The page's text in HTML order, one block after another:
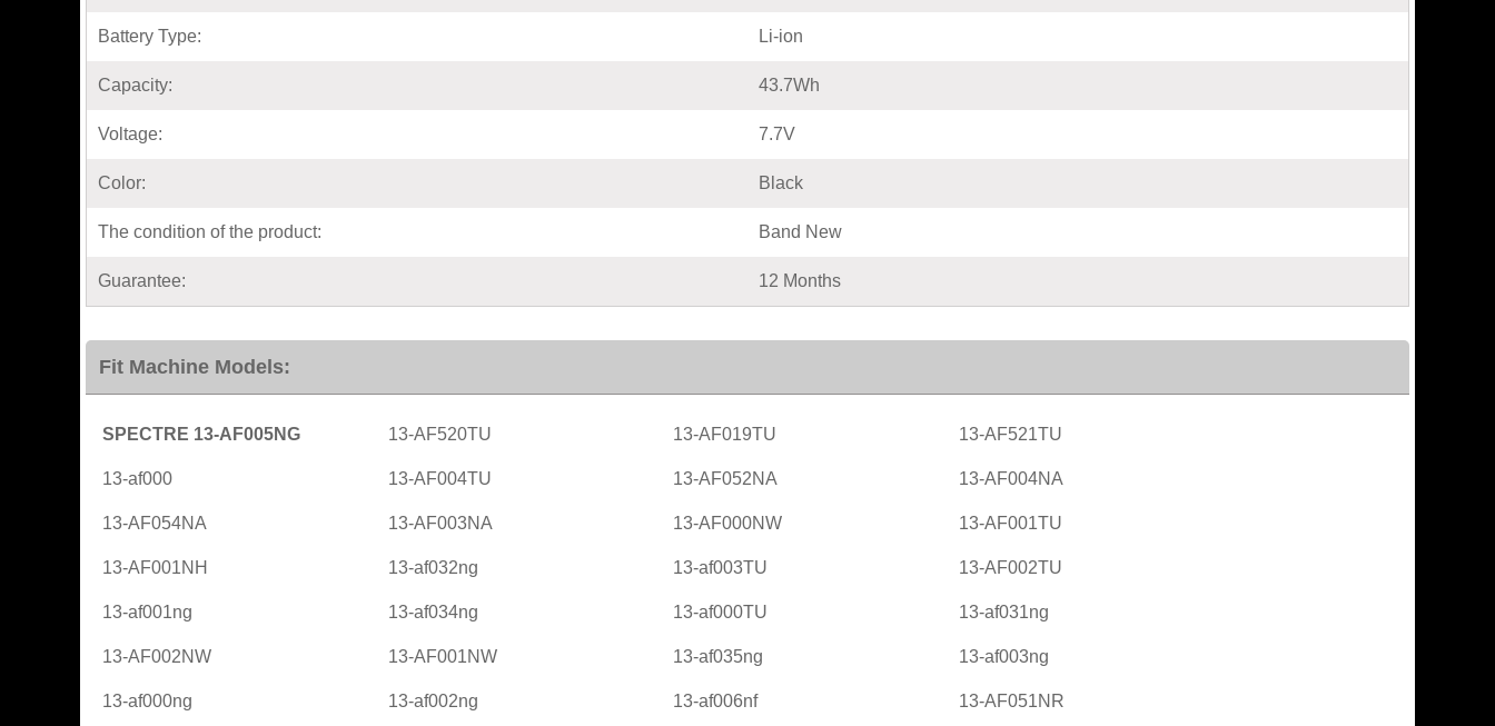
Battery Type: Li-ion
Capacity: 43.7Wh
Voltage: 7.7V
Color: Black
The condition of the product: Band New
Guarantee: 12 Months
Fit Machine Models:
SPECTRE 13-AF005NG 13-AF520TU 13-AF019TU 13-AF521TU
13-af000 13-AF004TU 13-AF052NA 13-AF004NA
13-AF054NA 13-AF003NA 13-AF000NW 13-AF001TU
13-AF001NH 13-af032ng 13-af003TU 13-AF002TU
13-af001ng 13-af034ng 13-af000TU 13-af031ng
13-AF002NW 13-AF001NW 13-af035ng 13-af003ng
13-af000ng 13-af002ng 13-af006nf 13-AF051NR